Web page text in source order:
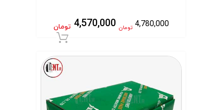
4,780,000 تومان 4,570,000 تومان